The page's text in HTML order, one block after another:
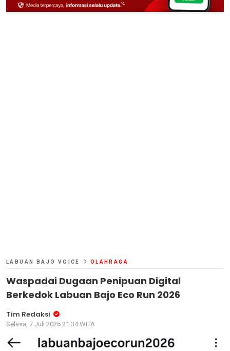
LABUAN BAJO VOICE OLAHRAGA
Waspadai Dugaan Penipuan Digital
Berkedok Labuan Bajo Eco Run 2026
Tim Redaksi
Selasa, 7 Juli 2026 21:34 WITA